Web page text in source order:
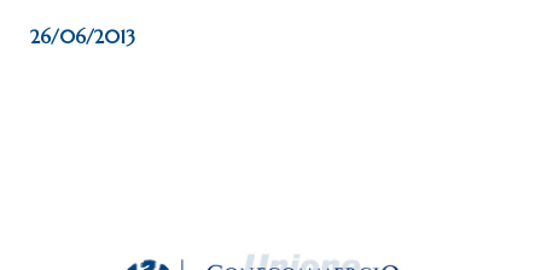
26/06/2013